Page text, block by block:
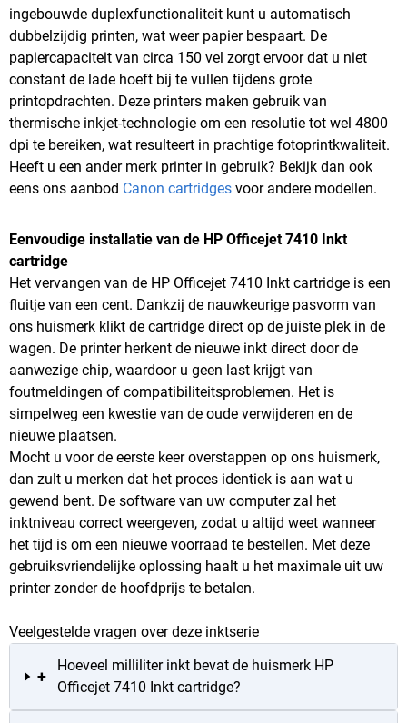
ingebouwde duplexfunctionaliteit kunt u automatisch
dubbelzijdig printen, wat weer papier bespaart. De
papiercapaciteit van circa 150 vel zorgt ervoor dat u niet
constant de lade hoeft bij te vullen tijdens grote
printopdrachten. Deze printers maken gebruik van
thermische inkjet-technologie om een resolutie tot wel 4800
dpi te bereiken, wat resulteert in prachtige fotoprintkwaliteit.
Heeft u een ander merk printer in gebruik? Bekijk dan ook
eens ons aanbod Canon cartridges voor andere modellen.
Eenvoudige installatie van de HP Officejet 7410 Inkt
cartridge
Het vervangen van de HP Officejet 7410 Inkt cartridge is een
fluitje van een cent. Dankzij de nauwkeurige pasvorm van
ons huismerk klikt de cartridge direct op de juiste plek in de
wagen. De printer herkent de nieuwe inkt direct door de
aanwezige chip, waardoor u geen last krijgt van
foutmeldingen of compatibiliteitsproblemen. Het is
simpelweg een kwestie van de oude verwijderen en de
nieuwe plaatsen.
Mocht u voor de eerste keer overstappen op ons huismerk,
dan zult u merken dat het proces identiek is aan wat u
gewend bent. De software van uw computer zal het
inktniveau correct weergeven, zodat u altijd weet wanneer
het tijd is om een nieuwe voorraad te bestellen. Met deze
gebruiksvriendelijke oplossing haalt u het maximale uit uw
printer zonder de hoofdprijs te betalen.
Veelgestelde vragen over deze inktserie
+
Hoeveel milliliter inkt bevat de huismerk HP
Officejet 7410 Inkt cartridge?